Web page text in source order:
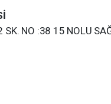
NO :38 15 NOLU